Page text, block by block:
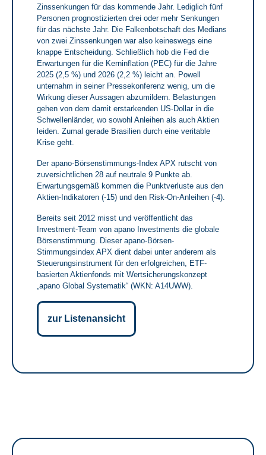
Zinssenkungen für das kommende Jahr. Lediglich fünf
Personen prognostizierten drei oder mehr Senkungen
für das nächste Jahr. Die Falkenbotschaft des Medians
von zwei Zinssenkungen war also keineswegs eine
knappe Entscheidung. Schließlich hob die Fed die
Erwartungen für die Kerninflation (PEC) für die Jahre
2025 (2,5 %) und 2026 (2,2 %) leicht an. Powell
unternahm in seiner Pressekonferenz wenig, um die
Wirkung dieser Aussagen abzumildern. Belastungen
gehen von dem damit erstarkenden US-Dollar in die
Schwellenländer, wo sowohl Anleihen als auch Aktien
leiden. Zumal gerade Brasilien durch eine veritable
Krise geht.
Der apano-Börsenstimmungs-Index APX rutscht von
zuversichtlichen 28 auf neutrale 9 Punkte ab.
Erwartungsgemäß kommen die Punktverluste aus den
Aktien-Indikatoren (-15) und den Risk-On-Anleihen (-4).
Bereits seit 2012 misst und veröffentlicht das
Investment-Team von apano Investments die globale
Börsenstimmung. Dieser apano-Börsen-
Stimmungsindex APX dient dabei unter anderem als
Steuerungsinstrument für den erfolgreichen, ETF-
basierten Aktienfonds mit Wertsicherungskonzept
„apano Global Systematik“ (WKN: A14UWW).
zur Listenansicht